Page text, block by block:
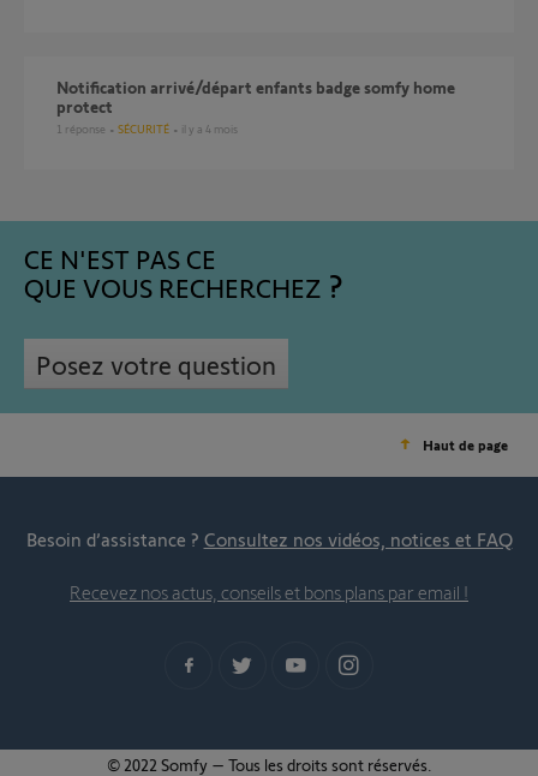
Notification arrivé/départ enfants badge somfy home
protect
1 réponse SÉCURITÉ il y a 4 mois
CE N'EST PAS CE
QUE VOUS RECHERCHEZ
Posez votre question
Haut de page
Besoin d’assistance ? Consultez nos vidéos, notices et FAQ
Recevez nos actus, conseils et bons plans par email !
© 2022 Somfy – Tous les droits sont réservés.